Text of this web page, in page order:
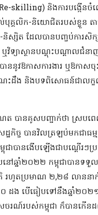
skilling) និងការបង្កើនចំ
គលិក-និយោជិតរបស់ខ្លួន តា
ស្សិត ដែលបានបញ្ចប់ការសិក្
យាស្ថានបណ្ដុះបណ្ដាលជំនាញវិ
ននូវឱកាសការងារ ឬឱកាសចុ
ះដឹង និងបទពិសោធន៍ជាលក្ខ
ត បានគូសបញ្ជាក់ថា ស្របព
ដ្ឋកិច្ច បានវិលត្រឡប់មកជាធម្
ាបានងើបឡើងជាបណ្តើរៗ
ៅឆ្នាំ២០២២ កម្ពុជាបានទទួល
រហូតប្រមាណ ២,២៨ លាននា
ដង បើធៀបទៅនឹងឆ្នាំ២០២
ណ៍របស់កម្ពុជា ក៏បានកើន